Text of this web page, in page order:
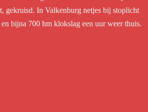
gekruisd. In Valkenburg netjes bij stoplicht
bijna 700 hm klokslag een uur weer thuis.